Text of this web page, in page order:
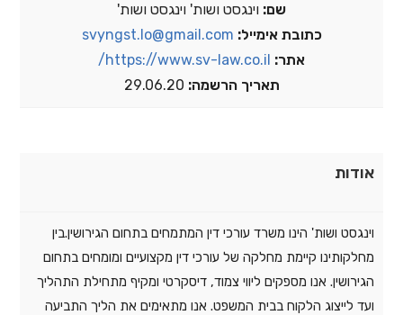
שם: וינגסט ושות' וינגסט ושות'
כתובת אימייל: svyngst.lo@gmail.com
אתר: https://www.sv-law.co.il/
תאריך הרשמה:
אודות
וינגסט ושות' הינו משרד עורכי דין המתמחים בתחום הגירושין.בין
מחלקותינו קיימת מחלקה של עורכי דין מקצועיים ומומחים בתחום
הגירושין. אנו מספקים ליווי צמוד, דיסקרטי ומקיף מתחילת התהליך
ועד לייצוג הלקוח בבית המשפט. אנו מתאימים את הליך התביעה